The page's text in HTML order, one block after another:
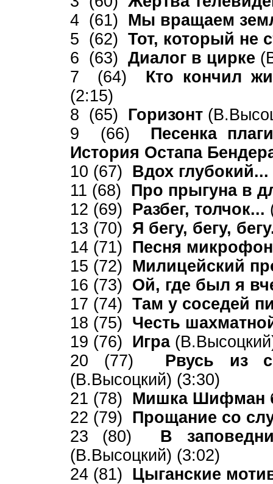
4 (61) Мы вращаем
5 (62) Тот, который не
6 (63) Диалог в цирке
7 (64) Кто кончил
(2:15)
8 (65) Горизонт
9 (66) Песенка
История Остапа
10 (67) Вдох глубокий...
11 (68) Про прыгуна в
12 (69) Разбег, толчок...
13 (70) Я бегу, бегу,
14 (71) Песня
15 (72) Милицейский
16 (73) Ой, где был я
17 (74) Там у соседей
18 (75) Честь
19 (76) Игра
20 (77) Рвусь из
(В.Высоцкий) (3:30)
21 (78) Мишка Шифман
22 (79) Прощание со
23 (80) В
(В.Высоцкий) (3:02)
24 (81) Цыганские